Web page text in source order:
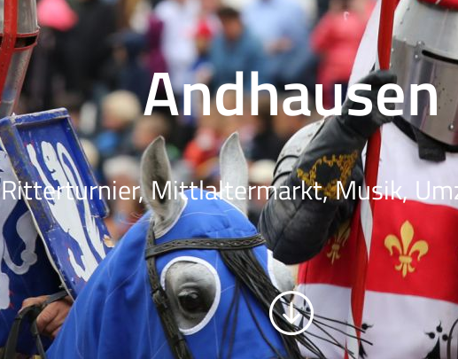
Andhausen
Ritterturnier, Mittlaltermarkt, Musik,